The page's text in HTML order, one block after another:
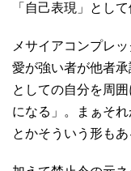
「自己表現」とし
メサイアコンプレ
愛が強い者が他者承
としての自分を周
になる」。まぁそ
とかそういう形もあ